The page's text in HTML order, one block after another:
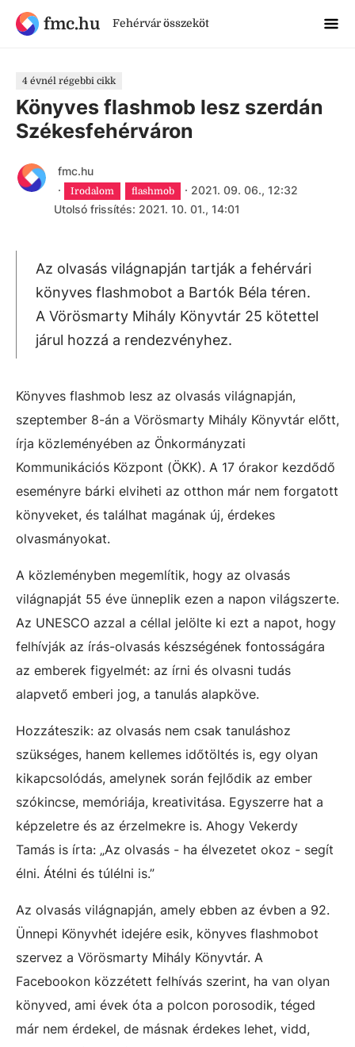
fmc.hu Fehérvár összeköt
4 évnél régebbi cikk
Könyves flashmob lesz szerdán
Székesfehérváron
fmc.hu
·
Irodalom flashmob · 2021. 09. 06., 12:32
Utolsó frissítés: 2021. 10. 01., 14:01
Az olvasás világnapján tartják a fehérvári
könyves flashmobot a Bartók Béla téren.
A Vörösmarty Mihály Könyvtár 25 kötettel
járul hozzá a rendezvényhez.
Könyves flashmob lesz az olvasás világnapján,
szeptember 8-án a Vörösmarty Mihály Könyvtár előtt,
írja közleményében az Önkormányzati
Kommunikációs Központ (ÖKK). A 17 órakor kezdődő
eseményre bárki elviheti az otthon már nem forgatott
könyveket, és találhat magának új, érdekes
olvasmányokat.
A közleményben megemlítik, hogy az olvasás
világnapját 55 éve ünneplik ezen a napon világszerte.
Az UNESCO azzal a céllal jelölte ki ezt a napot, hogy
felhívják az írás-olvasás készségének fontosságára
az emberek figyelmét: az írni és olvasni tudás
alapvető emberi jog, a tanulás alapköve.
Hozzáteszik: az olvasás nem csak tanuláshoz
szükséges, hanem kellemes időtöltés is, egy olyan
kikapcsolódás, amelynek során fejlődik az ember
szókincse, memóriája, kreativitása. Egyszerre hat a
képzeletre és az érzelmekre is. Ahogy Vekerdy
Tamás is írta: „Az olvasás - ha élvezetet okoz - segít
élni. Átélni és túlélni is.”
Az olvasás világnapján, amely ebben az évben a 92.
Ünnepi Könyvhét idejére esik, könyves flashmobot
szervez a Vörösmarty Mihály Könyvtár. A
Facebookon közzétett felhívás szerint, ha van olyan
könyved, ami évek óta a polcon porosodik, téged
már nem érdekel, de másnak érdekes lehet, vidd,